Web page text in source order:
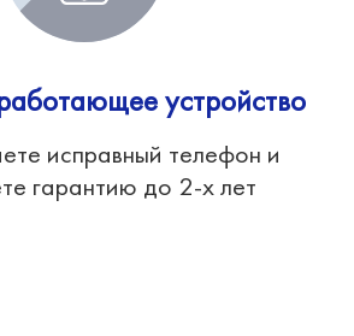
устройство
исправный телефон и
гарантию до 2-х лет